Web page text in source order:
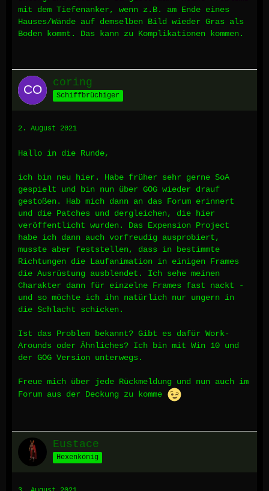
mit dem Tiefenanker, wenn z.B. am Ende eines
Hauses/Wände auf demselben Bild wieder Gras als
Boden kommt. Das kann zu Komplikationen kommen.
coring
Schiffbrüchiger
2. August 2021
Hallo in die Runde,
ich bin neu hier. Habe früher sehr gerne SoA
gespielt und bin nun über GOG wieder drauf
gestoßen. Hab mich dann an das Forum erinnert
und die Patches und dergleichen, die hier
veröffentlicht wurden. Das Expension Project
habe ich dann auch vorfreudig ausprobiert,
musste aber feststellen, dass in bestimmte
Richtungen die Laufanimation in einigen Frames
die Ausrüstung ausblendet. Ich sehe meinen
Charakter dann für einzelne Frames fast nackt -
und so möchte ich ihn natürlich nur ungern in
die Schlacht schicken.
Ist das Problem bekannt? Gibt es dafür Work-
Arounds oder Ähnliches? Ich bin mit Win 10 und
der GOG Version unterwegs.
Freue mich über jede Rückmeldung und nun auch im
Forum aus der Deckung zu komme
Eustace
Hexenkönig